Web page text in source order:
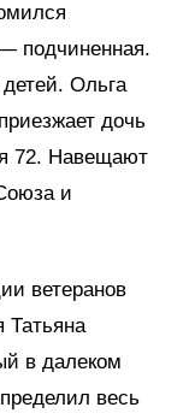
подчиненная.
Ольга
дочь
72. Навещают
и
ветеранов
Татьяна
в далеком
весь